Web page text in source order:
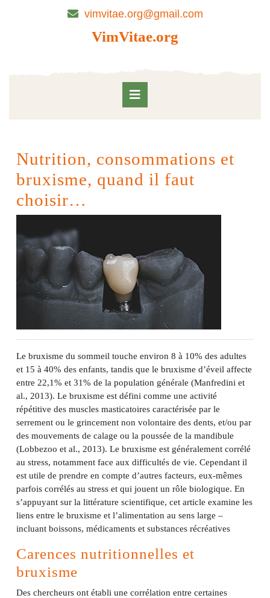
vimvitae.org@gmail.com
VimVitae.org
Nutrition, consommations et
bruxisme, quand il faut
choisir…
Le bruxisme du sommeil touche environ 8 à 10% des adultes
et 15 à 40% des enfants, tandis que le bruxisme d’éveil affecte
entre 22,1% et 31% de la population générale (Manfredini et
al., 2013). Le bruxisme est défini comme une activité
répétitive des muscles masticatoires caractérisée par le
serrement ou le grincement non volontaire des dents, et/ou par
des mouvements de calage ou la poussée de la mandibule
(Lobbezoo et al., 2013). Le bruxisme est généralement corrélé
au stress, notamment face aux difficultés de vie. Cependant il
est utile de prendre en compte d’autres facteurs, eux-mêmes
parfois corrélés au stress et qui jouent un rôle biologique. En
s’appuyant sur la littérature scientifique, cet article examine les
liens entre le bruxisme et l’alimentation au sens large –
incluant boissons, médicaments et substances récréatives
Carences nutritionnelles et
bruxisme
Des chercheurs ont établi une corrélation entre certaines